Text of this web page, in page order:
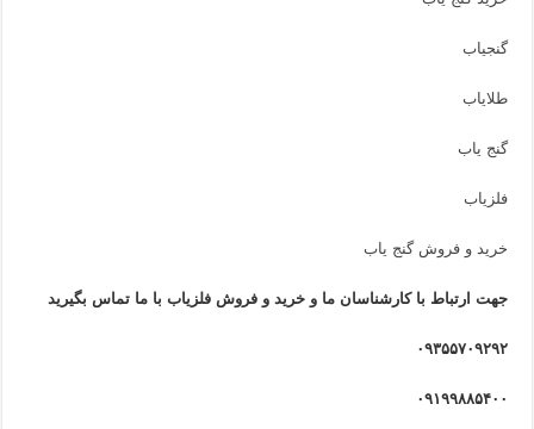
گنجیاب
طلایاب
گنج یاب
فلزیاب
خرید و فروش گنج یاب
جهت ارتباط با کارشناسان ما و خرید و فروش فلزیاب با ما تماس بگیرید
۰۹۳۵۵۷۰۹۲۹۲
۰۹۱۹۹۸۸۵۴۰۰